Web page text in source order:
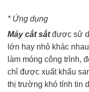
* Ứng dụng
Máy cắt sắtđược sử
lớn hay nhỏ khác
làm móng công trình,
chỉ được xuất khẩu
thị trường khó tính tin